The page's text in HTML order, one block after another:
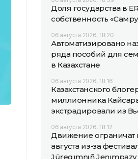
Доля государства в
собственность
06 августа 2026, 18:20
Автоматизировано
ряда пособий для
в Казахстане
06 августа 2026, 18:16
Казахстанского
миллионника
экстрадировали из
06 августа 2026, 18:12
Движение ограничат
августа из-за
Jüregımnıñ Jenımpazy